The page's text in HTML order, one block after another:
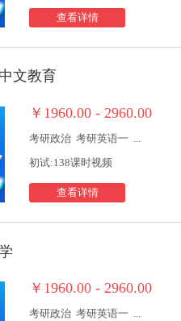
查看详情
文教育
￥1960.00 - 2960.00
考研政治 考研英语一 ...
初试:138课时视频
查看详情
￥1960.00 - 2960.00
考研政治 考研英语一 ...